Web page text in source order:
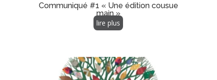
Communiqué #1 « Une édition cousue
main »
lire plus